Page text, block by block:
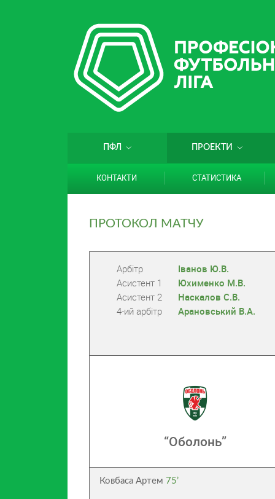
ПФЛ ПРОЕКТИ
КОНТАКТИ СТАТИСТИКА
ПРОТОКОЛ МАТЧУ
Арбітр
Іванов Ю.В.
Асистент 1
Юхименко М.В.
Асистент 2
Наскалов С.В.
4-ий арбітр
Арановський В.А.
“Оболонь”
Ковбаса Артем 75’